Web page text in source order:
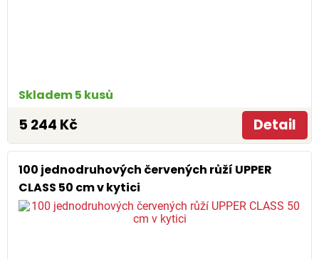
Skladem 5 kusů
5 244 Kč Detail
100 jednodruhových červených růží UPPER
CLASS 50 cm v kytici